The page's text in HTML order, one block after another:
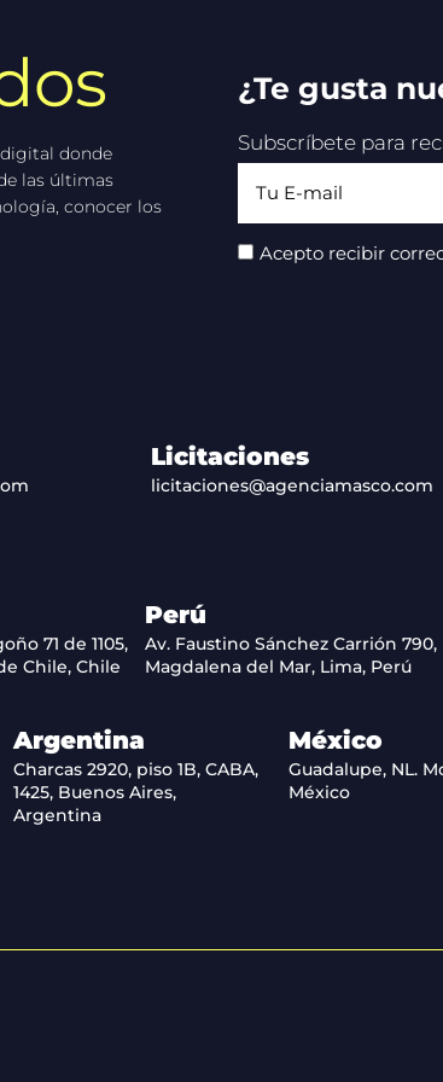
donde
las últimas
conocer los
¿Te gusta
Subscríbete para
Acepto recibir
Licitaciones
licitaciones@agenciamasco.com
71 de 1105,
Chile, Chile
Perú
Av. Faustino Sánchez Carrión 790,
Magdalena del Mar, Lima, Perú
Argentina
Charcas 2920, piso 1B, CABA,
1425, Buenos Aires,
Argentina
México
Guadalupe, NL.
México